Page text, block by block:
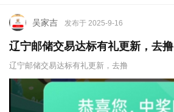
吴家吉 发布于 2025-9-16
辽宁邮储交易达标有礼更新，去撸
辽宁邮储交易达标有礼更新，去撸